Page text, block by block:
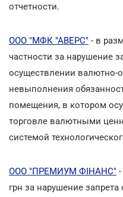
отчетности.
ООО "МФК "АВЕРС" - в
частности за нарушение
осуществлении валютно-
невыполнения
помещения, в котором
торговле валютными
системой
ООО "ПРЕМИУМ ФІНАНС"
грн за нарушение